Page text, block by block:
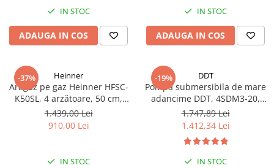
IN STOC
ADAUGA IN COS
IN STOC
ADAUGA IN COS
-37% Heinner
Aragaz pe gaz Heinner HFSC-
K50SL, 4 arzătoare, 50 cm,
Duze GPL incluse​​​​​​​, Dispozitiv
de siguranță plită și cuptor,
Capac metalic, Argintiu
1.439,00 Lei
910,00 Lei
IN STOC
-19% DDT
Pompa submersibila de mare
adancime DDT, 4SDM3-20,
refulare la 250 m, debit 12
m³/h, putere 2500 W, 20
turbine, Inox, 30 m cablu
1.747,89 Lei
1.412,34 Lei
IN STOC